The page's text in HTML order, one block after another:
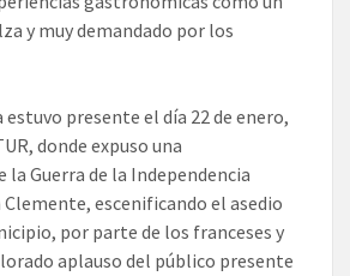
y muy demandado por los
estuvo presente el día 22 de enero,
donde expuso una
Guerra de la Independencia
Clemente, escenificando el asedio
por parte de los franceses y
aplauso del público presente